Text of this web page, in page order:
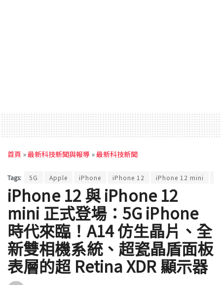
首頁 »最新科技新聞與報導 »最新科技新聞
Tags: 5G Apple iPhone iPhone 12 iPhone 12 mini
iPhone 12 與 iPhone 12
mini 正式登場：5G iPhone
時代來臨！A14 仿生晶片、全
新雙相機系統、超瓷晶盾面板
表層的超 Retina XDR 顯示器